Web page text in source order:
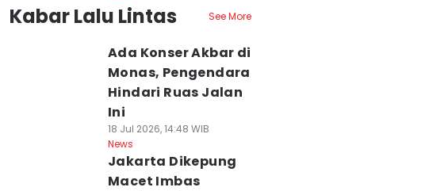
Kabar Lalu Lintas See More
Ada Konser Akbar di
Monas, Pengendara
Hindari Ruas Jalan
Ini
18 Jul 2026, 14:48 WIB
News
Jakarta Dikepung
Macet Imbas